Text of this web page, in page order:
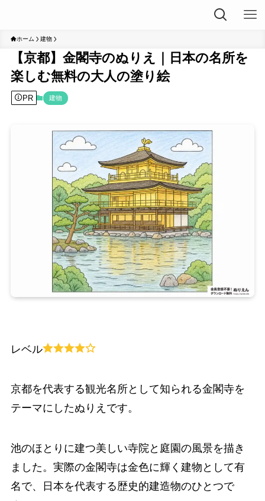
ホーム 建物
【京都】金閣寺のぬりえ｜日本の名所を
楽しむ無料の大人の塗り絵
PR 建物
レベル
京都を代表する観光名所として知られる金閣寺を
テーマにしたぬりえです。
池のほとりに建つ美しい寺院と庭園の風景を描き
ました。実際の金閣寺は金色に輝く建物として有
名で、日本を代表する歴史的建造物のひとつで